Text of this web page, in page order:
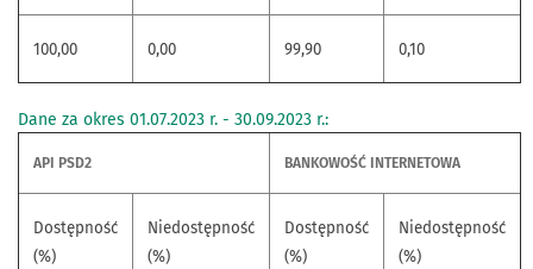
100,00 0,00 99,90 0,10
Dane za okres 01.07.2023 r. - 30.09.2023 r.:
API PSD2 BANKOWOŚĆ INTERNETOWA
Dostępność
(%)
Niedostępność
(%)
Dostępność
(%)
Niedostępność
(%)